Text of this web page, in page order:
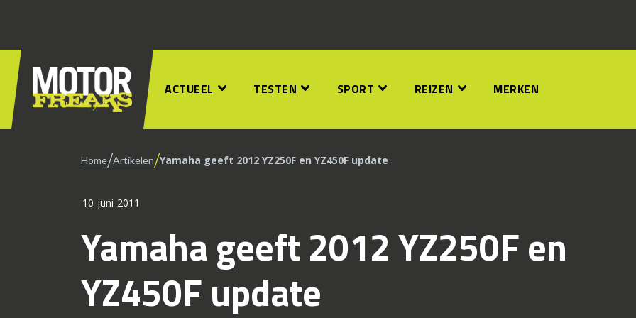
ACTUEEL TESTEN SPORT REIZEN MERKEN
Home/Artikelen/Yamaha geeft 2012 YZ250F en YZ450F update
10 juni 2011
Yamaha geeft 2012 YZ250F en
YZ450F update